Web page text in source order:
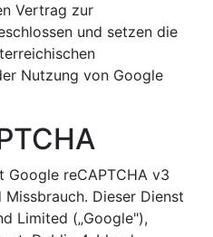
Vertrag zur
und setzen die
Nutzung von Google
Google reCAPTCHA v3
Dieser Dienst
Limited („Google"),